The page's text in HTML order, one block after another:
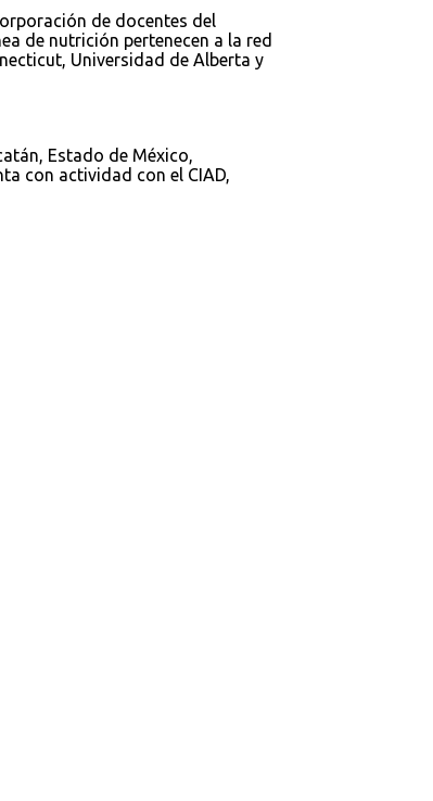
de docentes del
de nutrición pertenecen a la red
Universidad de Alberta y
Estado de México,
con actividad con el CIAD,